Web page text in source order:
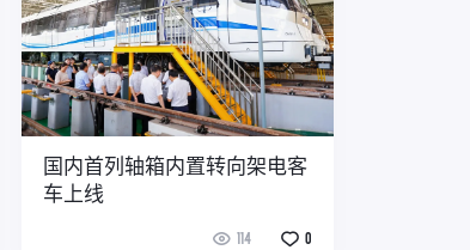
国内首列轴箱内置转向架电客
车上线
114 0